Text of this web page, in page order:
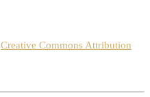
Creative Commons Attribution